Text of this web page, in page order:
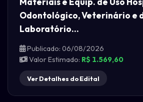
Odontológico, Veterinário e
Laboratório...
Publicado: 06/08/2026
Valor Estimado: R$ 1.569,60
Ver Detalhes do Edital